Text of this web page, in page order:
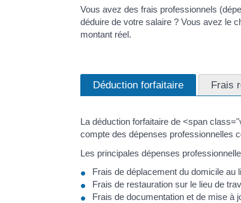
Vous avez des frais professionnels
déduire de votre salaire ? Vous avez le
montant réel.
Déduction forfaitaire Frais
La déduction forfaitaire de <span
compte des dépenses professionnelles
Les principales dépenses
Frais de déplacement du domicile au
Frais de restauration sur le lieu de
Frais de documentation et de mise à